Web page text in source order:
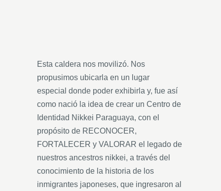
Esta caldera nos movilizó. Nos
propusimos ubicarla en un lugar
especial donde poder exhibirla y, fue así
como nació la idea de crear un Centro de
Identidad Nikkei Paraguaya, con el
propósito de RECONOCER,
FORTALECER y VALORAR el legado de
nuestros ancestros nikkei, a través del
conocimiento de la historia de los
inmigrantes japoneses, que ingresaron al